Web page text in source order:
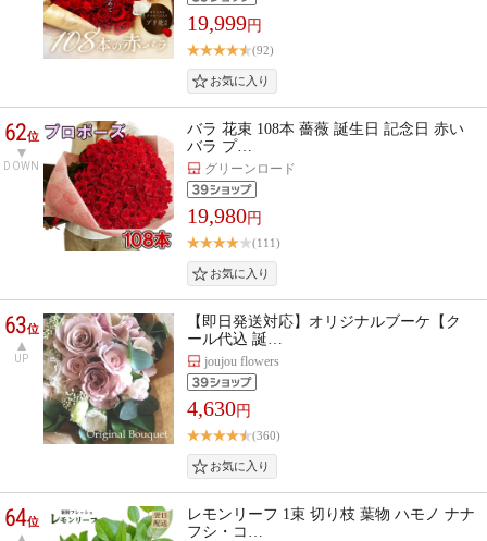
19,999円
(92)
62位
DOWN
バラ 花束 108本 薔薇 誕生日 記念日 赤い
バラ プ…
グリーンロード
19,980円
(111)
63位
UP
【即日発送対応】オリジナルブーケ【ク
ール代込 誕…
joujou flowers
4,630円
(360)
64位
レモンリーフ 1束 切り枝 葉物 ハモノ ナナ
フシ・コ…